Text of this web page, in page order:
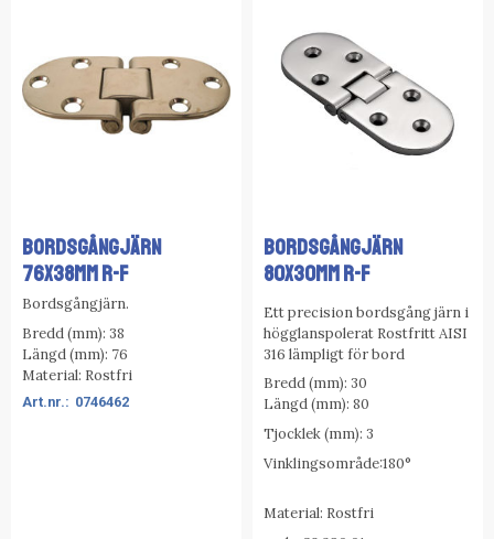
BORDSGÅNGJÄRN
76x38MM R-F
Bordsgångjärn.
Bredd (mm): 38
Längd (mm): 76
Material: Rostfri
0746462
BORDSGÅNGJÄRN
80x30MM R-F
Ett precision bordsgång järn i
högglanspolerat Rostfritt AISI
316 lämpligt för bord
Bredd (mm): 30
Längd (mm): 80
Tjocklek (mm): 3
Vinklingsområde:180°
Material: Rostfri